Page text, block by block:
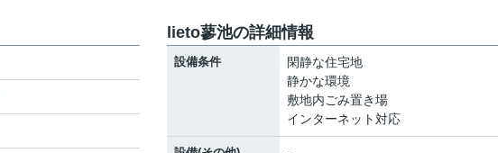
lieto蓼池の詳細情報
設備条件
閑静な住宅地
静かな環境
敷地内ごみ置き場
インターネット対応